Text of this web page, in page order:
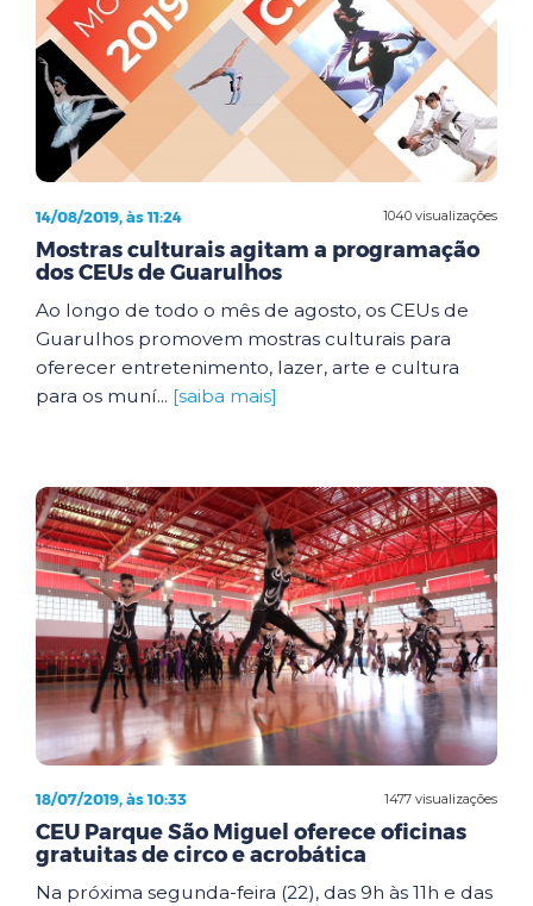
1040 visualizações
14/08/2019, às 11:24
Mostras culturais agitam a programação
dos CEUs de Guarulhos
Ao longo de todo o mês de agosto, os CEUs de
Guarulhos promovem mostras culturais para
oferecer entretenimento, lazer, arte e cultura
para os muní... [saiba mais]
1477 visualizações
18/07/2019, às 10:33
CEU Parque São Miguel oferece oficinas
gratuitas de circo e acrobática
Na próxima segunda-feira (22), das 9h às 11h e das